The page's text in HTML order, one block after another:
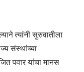
त्यांनी सुरुवातीला
संस्थांच्या
पवार यांचा मानस